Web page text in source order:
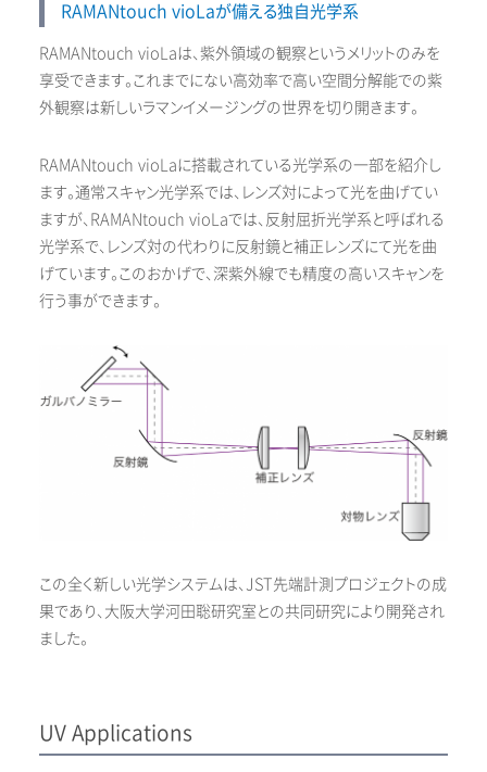
RAMANtouch vioLaが備える独自光学系
RAMANtouch vioLaは、紫外領域の観察というメリットのみを
享受できます。これまでにない高効率で高い空間分解能での紫
外観察は新しいラマンイメージングの世界を切り開きます。
RAMANtouch vioLaに搭載されている光学系の一部を紹介し
ます。通常スキャン光学系では、レンズ対によって光を曲げてい
ますが、RAMANtouch vioLaでは、反射屈折光学系と呼ばれる
光学系で、レンズ対の代わりに反射鏡と補正レンズにて光を曲
げています。このおかげで、深紫外線でも精度の高いスキャンを
行う事ができます。
この全く新しい光学システムは、JST先端計測プロジェクトの成
果であり、大阪大学河田聡研究室との共同研究により開発され
ました。
UV Applications